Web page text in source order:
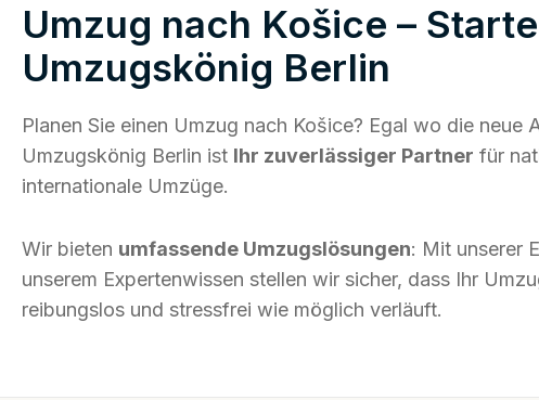
Umzug nach Košice –
Umzugskönig Berlin
Planen Sie einen Umzug nach Košice? Egal wo die neue
Umzugskönig Berlin ist Ihr zuverlässiger Partner für
internationale Umzüge.
Wir bieten umfassende Umzugslösungen: Mit unserer
unserem Expertenwissen stellen wir sicher, dass Ihr
reibungslos und stressfrei wie möglich verläuft.